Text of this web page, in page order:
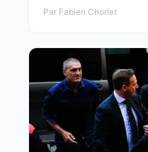
Par Fabien Chorlet